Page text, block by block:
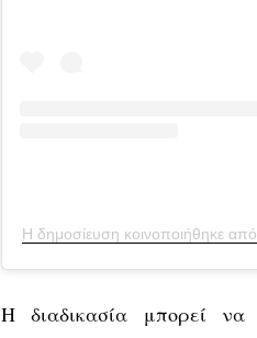
Η δημοσίευση κοινοποιήθηκε
H διαδικασία μπορεί